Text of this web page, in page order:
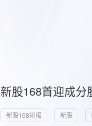
新股168首迎成
新股168研报 新股